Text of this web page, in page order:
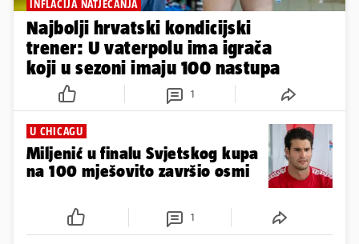
INFLACIJA NATJECANJA
Najbolji hrvatski kondicijski
trener: U vaterpolu ima igrača
koji u sezoni imaju 100 nastupa
1
U CHICAGU
Miljenić u finalu Svjetskog kupa
na 100 mješovito završio osmi
1